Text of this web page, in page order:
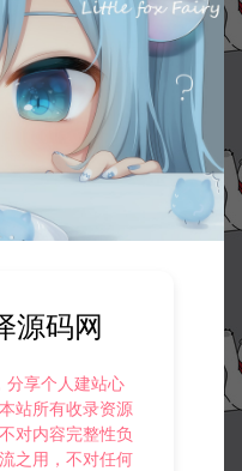
源码网
分享个人建站心
站所有收录资源
对内容完整性负
之用，不对任何